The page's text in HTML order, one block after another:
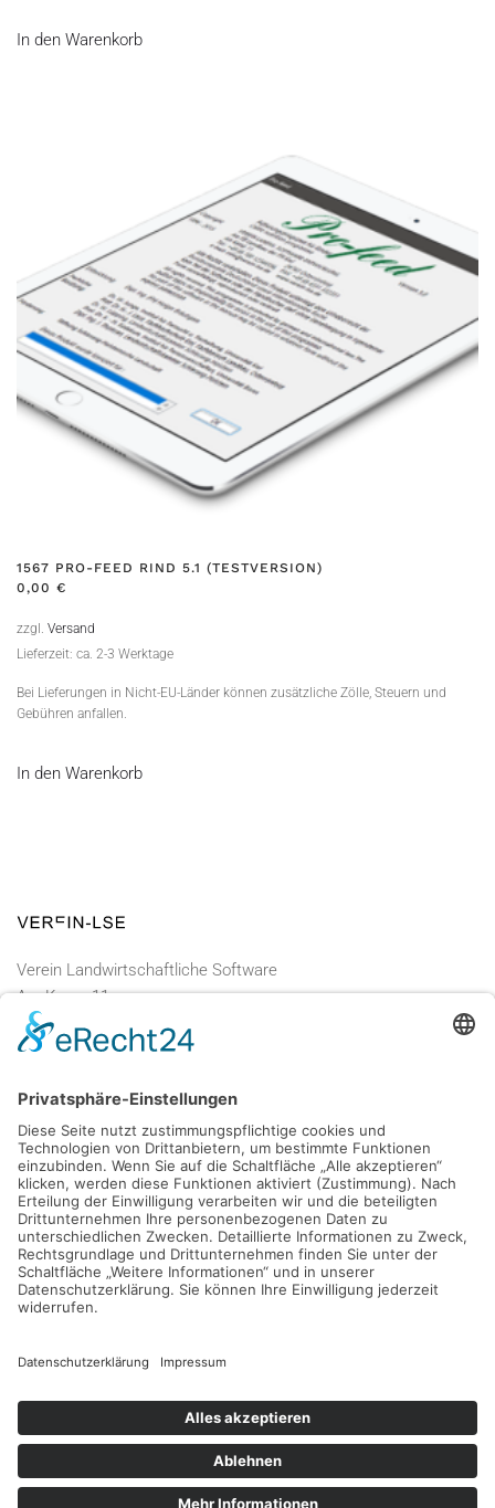
In den Warenkorb
1567 PRO-FEED RIND 5.1 (TESTVERSION)
0,00 €
zzgl. Versand
Lieferzeit: ca. 2-3 Werktage
Bei Lieferungen in Nicht-EU-Länder können zusätzliche Zölle, Steuern und
Gebühren anfallen.
In den Warenkorb
Verein Landwirtschaftliche Software
Am Kamp 11
D - 24783 Osterrönfeld
PRODUKT
Pro-feed 5.1
Preise
Shop
Kontakt
Support
Mein Konto
KONTAKT
info@verein-lse.de
+49 0173 60 87 84 3
Verein-LSE. All rights reserved.
Impressum|Datenschutz| Powered byGeoffrey.de.